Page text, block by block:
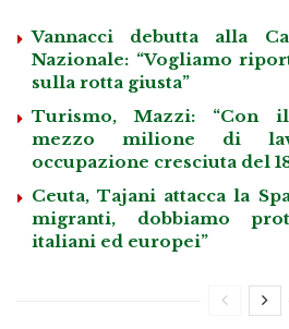
Vannacci debutta alla
Nazionale: “Vogliamo
sulla rotta giusta”
Turismo, Mazzi: “Con
mezzo milione di
occupazione cresciuta del
Ceuta, Tajani attacca la
migranti, dobbiamo
italiani ed europei”